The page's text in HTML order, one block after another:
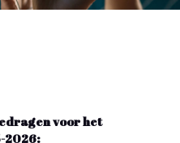
voor het
2026: